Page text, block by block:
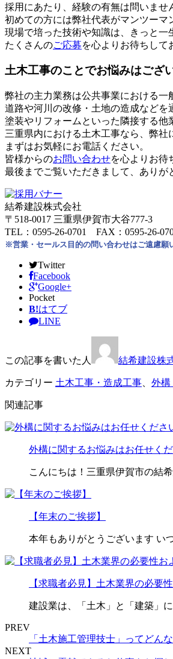
採用にあたり、経験の有無は問いませ
初めての方には弊社代表がマンツーマ
現場で培った技術や知識は、きっと一
たくさんのご応募を心よりお待ちして
土木工事のことでお悩みはござ
弊社の主力業務は公共事業における一
道路や河川の改修・土地の造成などを
塗装やリフォームといった隣接する
三重県内における土木工事なら、弊社
まずはお気軽にお電話ください。
皆様からのお問い合わせを心よりお待
最後までご覧いただきまして、ありが
結希建設株式会社
〒518-0017 三重県伊賀市大谷777-3
TEL：0595-26-0701 FAX：0595-26-
※営業・セールス目的の問い合わせはご遠慮願
Twitter
Facebook
Google+
Pocket
B!はてブ
LINE
この記事を書いた人 結希建設株
カテゴリー 土木工事・造成工事 外構
関連記事
外構に関するお悩みはお任せくだ
こんにちは！三重県伊賀市の結
【年末のご挨拶】
本年もありがとうございます
【求職者必見】土木業界の必要
建設業は、「土木」と「建築」
PREV
「土木施工管理技士」ってどん
NEXT